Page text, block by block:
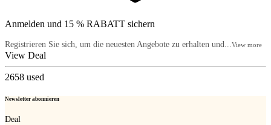
Anmelden und 15 % RABATT sichern
Registrieren Sie sich, um die neuesten Angebote zu erhalten und...View more
View Deal
2658 used
Newsletter abonnieren
Deal